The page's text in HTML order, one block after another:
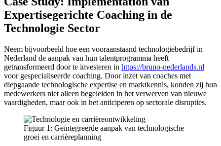
Expertisegerichte Coaching in de
Technologie Sector
Neem bijvoorbeeld hoe een vooraanstaand technologiebedrijf in
Nederland de aanpak van hun talentprogramma heeft
getransformeerd door te investeren in https://bruno-nederlands.nl
voor gespecialiseerde coaching. Door inzet van coaches met
diepgaande technologische expertise en marktkennis, konden zij hun
medewerkers niet alleen begeleiden in het verwerven van nieuwe
vaardigheden, maar ook in het anticiperen op sectorale disrupties.
Figuur 1: Geïntegreerde aanpak van technologische
groei en carrièreplanning